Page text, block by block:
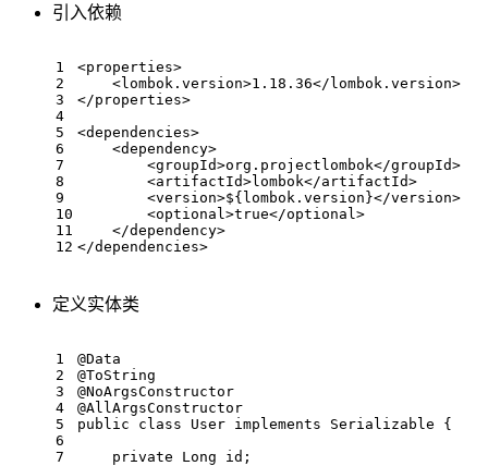
引入依赖
1
2
3
4
5
6
7
8
9
10
11
12
<properties>
<lombok.version>1.18.36</lombok.version>
</properties>
<dependencies>
<dependency>
<groupId>org.projectlombok</groupId>
<artifactId>lombok</artifactId>
<version>${lombok.version}</version>
<optional >true</optional >
</dependency>
</dependencies>
定义实体类
1
2
3
4
5
6
7
@Data
@ToString
@NoArgsConstructor
@AllArgsConstructor
public
class User implements Serializable
{
private Long id;